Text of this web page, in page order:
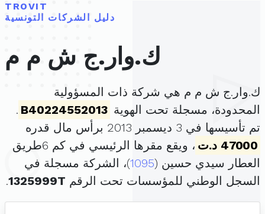
TROVIT
دليل الشركات التونسية
ك.وار.ج ش م م
ك.وار.ج ش م م هي شركة ذات المسؤولية
المحدودة، مسجلة تحت الهوية B40224552013
.
تم تأسيسها في 3 ديسمبر 2013 برأس مال قدره
47000 د.ت
، ويقع مقرها الرئيسي في كم 6طريق
العطار سيدي حسين (1095)، الشركة مسجلة في
السجل الوطني للمؤسسات تحت الرقم 1325999T
.